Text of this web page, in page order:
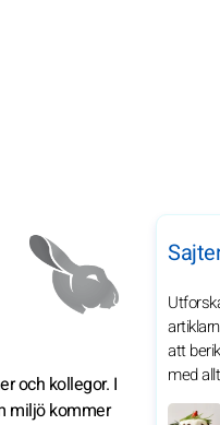
och kollegor. I
miljö kommer
att
med